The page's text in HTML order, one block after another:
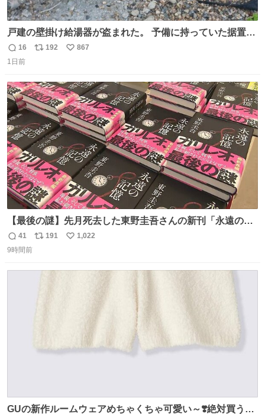
戸建の壁掛け給湯器が盗まれた。 予備に持っていた据置給
湯器があったのでガスやさんに設置してもらった。 工事費
9万円。 痛い出費。 防犯カメラ設置した。 物騒な時代にな
返
信
16
リ
ト
数
192
い
数
867
1日前
【最後の謎】先月死去した東野圭吾さんの新刊「永遠の記
憶」発売 代表作「ガリレオ」シリーズ最新作
news.livedoor.com/article/detail… 68歳で亡くなった作家
返
信
41
リ
191
い
1,022
9時間前
GUの新作ルームウェアめちゃくちゃ可愛い～❣️絶対買うぞ